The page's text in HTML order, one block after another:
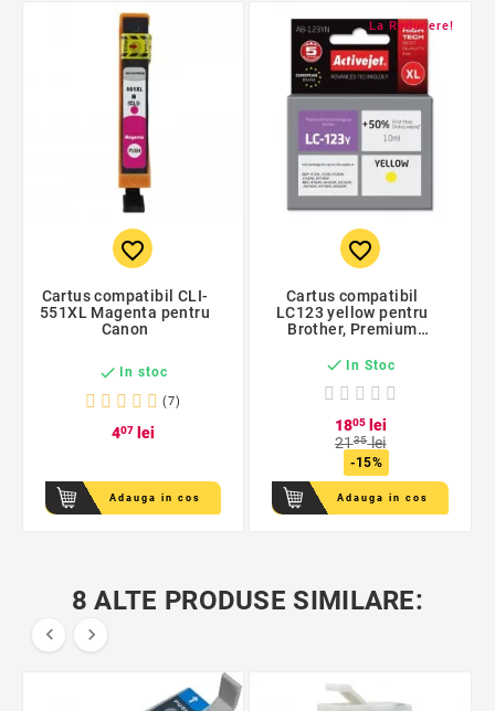
favorite_border
Cartus compatibil CLI-
551XL Magenta pentru
Canon
 In stoc
(7)
407lei
Adauga in cos
La Reducere!
favorite_border
Cartus compatibil
LC123 yellow pentru
Brother, Premium
ani
 In Stoc
1805lei
2135lei
-15%
Adauga in cos
8 ALTE PRODUSE SIMILARE:
 